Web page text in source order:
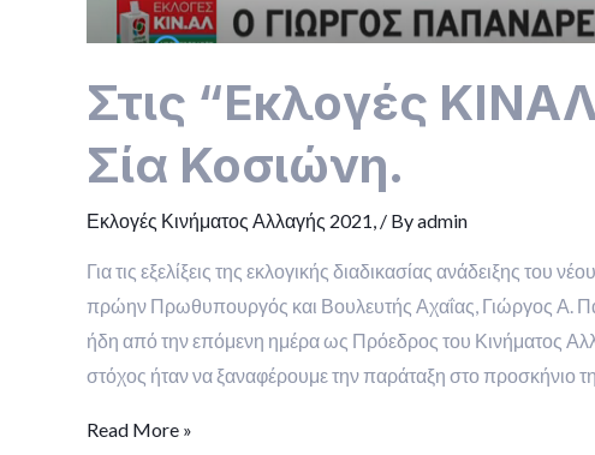
Στις “Εκλογές
Σία Κοσιώνη.
Εκλογές Κινήματος Αλλαγής 2021, / Byadmin
Για τις εξελίξεις της εκλογικής διαδικασίας ανάδειξης του
πρώην Πρωθυπουργός και Βουλευτής Αχαΐας, Γιώργος Α.
ήδη από την επόμενη ημέρα ως Πρόεδρος του Κινήματος
στόχος ήταν να ξαναφέρουμε την παράταξη στο προσκήνιο
Read More »